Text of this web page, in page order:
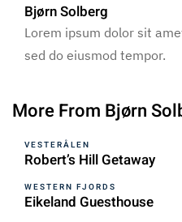
Bjørn Solberg
Lorem ipsum dolor sit
sed do eiusmod tempor.
More From Bjørn
VESTERÅLEN
Robert’s Hill Getaway
WESTERN FJORDS
Eikeland Guesthouse